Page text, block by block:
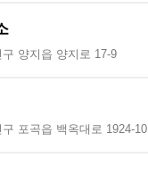
양지읍 양지로 17-9
포곡읍 백옥대로 1924-10